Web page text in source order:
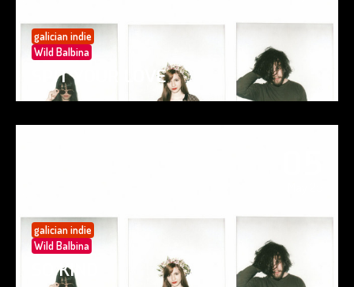
galician indie
Wild Balbina
SPIT YOUR LOVE
galician indie
Wild Balbina
SO KIND